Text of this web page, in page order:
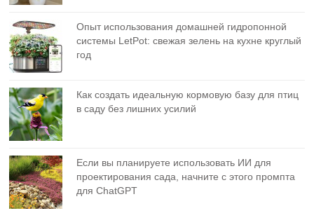
Опыт использования домашней гидропонной
системы LetPot: свежая зелень на кухне круглый
год
Как создать идеальную кормовую базу для птиц
в саду без лишних усилий
Если вы планируете использовать ИИ для
проектирования сада, начните с этого промпта
для ChatGPT